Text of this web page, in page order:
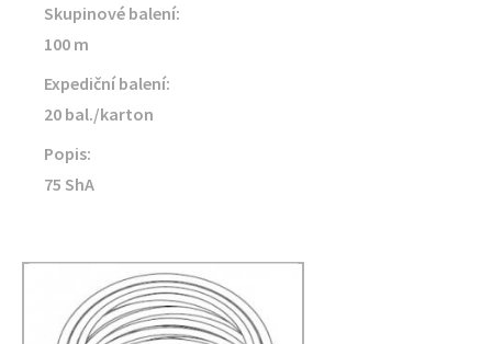
Skupinové balení:
100 m
Expediční balení:
20 bal./karton
Popis:
75 ShA